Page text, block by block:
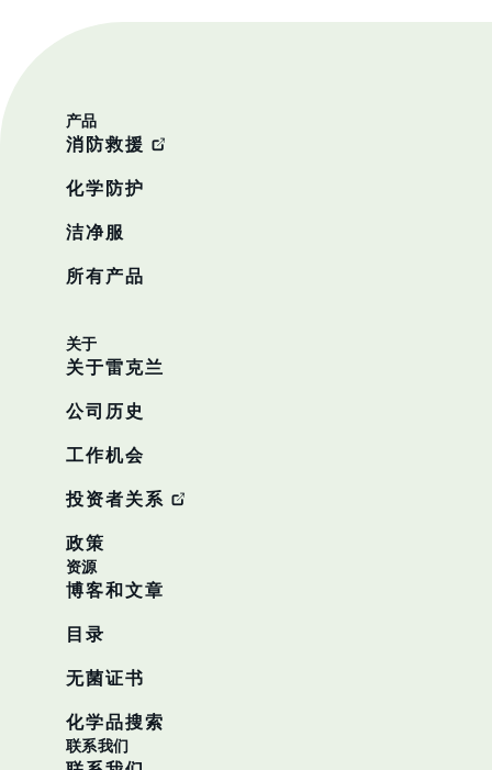
产品
消防救援
化学防护
洁净服
所有产品
关于
关于雷克兰
公司历史
工作机会
投资者关系
政策
资源
博客和文章
目录
无菌证书
化学品搜索
联系我们